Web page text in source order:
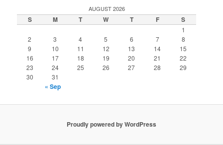
AUGUST 2026
S M T W T F S
1
2
3 4 5 6 7
8
9
10 11 12 13 14
15
16
17 18 19 20 21
22
23
24 25 26 27 28
29
30
31
« Sep
Proudly powered by WordPress